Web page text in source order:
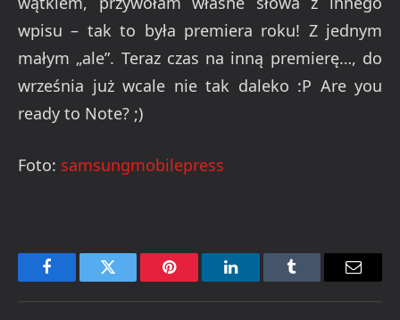
wpisu – tak to była premiera roku! Z jednym
małym „ale”. Teraz czas na inną premierę…, do
września już wcale nie tak daleko :P Are you
ready to Note? ;)
Foto: samsungmobilepress
FacebookTwitter Pinterest LinkedInTumblr Email